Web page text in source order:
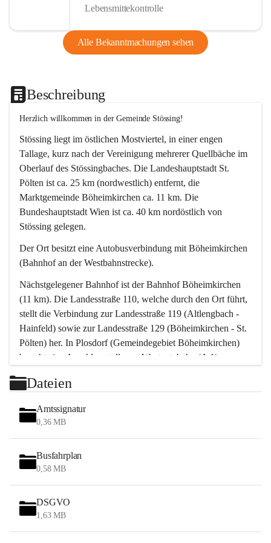
Lebensmittekontrolle
Alle Bekanntmachungen sehen
Beschreibung
Herzlich willkommen in der Gemeinde Stössing!
Stössing liegt im östlichen Mostviertel, in einer engen
Tallage, kurz nach der Vereinigung mehrerer Quellbäche im
Oberlauf des Stössingbaches. Die Landeshauptstadt St.
Pölten ist ca. 25 km (nordwestlich) entfernt, die
Marktgemeinde Böheimkirchen ca. 11 km. Die
Bundeshauptstadt Wien ist ca. 40 km nordöstlich von
Stössing gelegen.
Der Ort besitzt eine Autobusverbindung mit Böheimkirchen
(Bahnhof an der Westbahnstrecke).
Nächstgelegener Bahnhof ist der Bahnhof Böheimkirchen
(11 km). Die Landesstraße 110, welche durch den Ort führt,
stellt die Verbindung zur Landesstraße 119 (Altlengbach -
Hainfeld) sowie zur Landesstraße 129 (Böheimkirchen - St.
Pölten) her. In Plosdorf (Gemeindegebiet Böheimkirchen)
besteht eine Anschlussstelle zur Westautobahn (A 1).
Wien erreicht man in ca. 45 Minuten.
Stössing zählt noch zum Naherholungsraum Wien sowie
zum Naherholungsraum St. Pölten. Viele Bauernhöfe hatten
„ihre Wiener“. Seit 1960 bauten viele Wiener
Wochenendhäuser im Gemeindegebiet. Wegen des
waldreichen Jagdgebietes haben viele Jagdpächter ihre
Das Wandern ist aus touristischer Sicht die bedeutendste
Tätigkeit. Das hügelige Gebiet mit Wanderwegen durch
Wiesen, Wälder und Obstkulturen lädt dazu ein. Gefördert
Dateien
Amtssignatur
0,36 MB
Busfahrplan
0,58 MB
DSGVO
1,63 MB